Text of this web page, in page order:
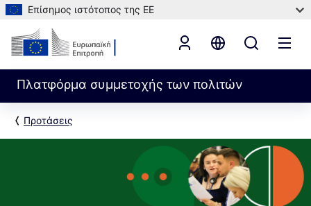
Επίσημος ιστότοπος της ΕΕ
Πλατφόρμα συμμετοχής των πολιτών
Προτάσεις